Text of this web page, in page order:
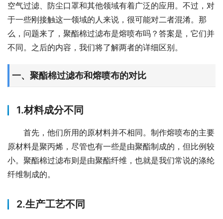
空气过滤、防尘口罩和其他领域有着广泛的应用。不过，对
于一些刚接触这一领域的人来说，很可能对二者混淆。那
么，问题来了，聚酯棉过滤布是熔喷布吗？答案是，它们并
不同。之后的内容，我们将了解两者的详细区别。
一、聚酯棉过滤布和熔喷布的对比
1.材料成分不同
首先，他们所用的原材料并不相同。制作熔喷布的主要
原材料是聚丙烯，尽管也有一些是由聚酯制成的，但比例较
小。聚酯棉过滤布则是由聚酯纤维，也就是我们常说的涤纶
纤维制成的。
2.生产工艺不同